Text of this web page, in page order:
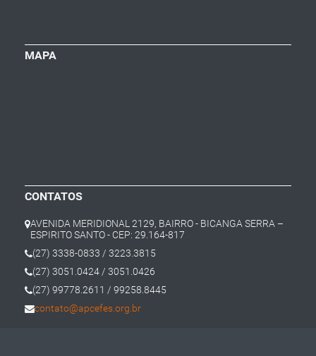
MAPA
CONTATOS
AVENIDA MERIDIONAL 2129, BAIRRO - BICANGA SERRA –
ESPIRITO SANTO - CEP: 29.164-817
(27) 3338-0833 / 3223.3815
(27) 3051.0424 / 3051.0426
(27) 99778.2611 / 99258.8445
contato@apcefes.org.br